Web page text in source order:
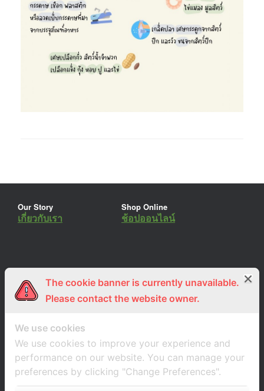
Our Story
เกี่ยวกับเรา
Shop Online
ช้อปออนไลน์
ร่วมงานกับเรา
สมัครงาน
Lemon Farm Cafe
ร้านอาหารอินทรีย์
The cookie banner is currently unavailable.
Please contact the website owner.
We use cookies
We use cookies to improve your experience and
performance on our website. You can manage your
preferences by clicking "Change Preferences".